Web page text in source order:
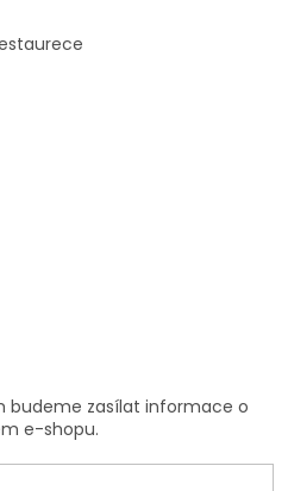
budeme zasílat informace o
e-shopu.